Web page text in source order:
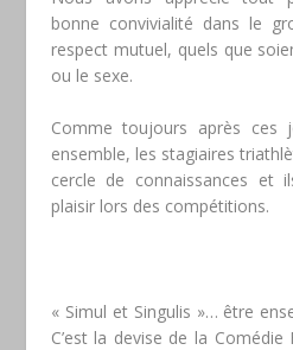
bonne convivialité dans le
respect mutuel, quels que
ou le sexe.
Comme toujours après ces
ensemble, les stagiaires
cercle de connaissances et
plaisir lors des compétitions.
« Simul et Singulis »… être
C’est la devise de la Comédie